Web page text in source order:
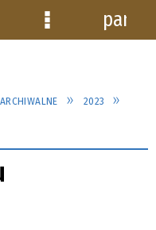
2023
Menu
panel